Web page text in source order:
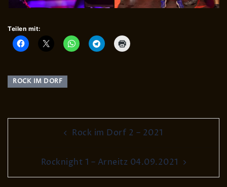
Teilen mit:
ROCK IM DORF
Post
navigation Rock im Dorf 2 – 2021
Rocknight 1 – Arneitz 04.09.2021